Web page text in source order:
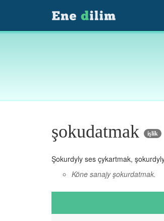
şokudatmak işlik
Şokurdyly ses çykartmak,
Köne sanajy şokurdatmak.